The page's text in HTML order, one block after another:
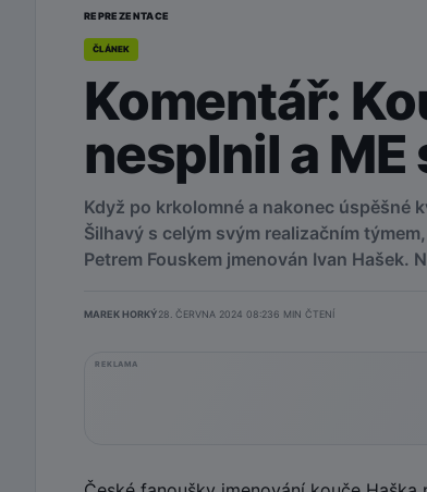
REPREZENTACE
ČLÁNEK
Komentář:
nesplnil a
Když po krkolomné a nakonec úspěšné
Šilhavý s celým svým realizačním
Petrem Fouskem jmenován Ivan Hašek.
MAREK HORKÝ28. ČERVNA 2024 08:236 MIN ČTENÍ
REKLAMA